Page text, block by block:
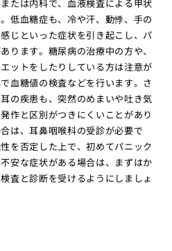
たは内科で、血液検査による甲状
低血糖症も、冷や汗、動悸、手の
じといった症状を引き起こし、パ
ります。糖尿病の治療中の方や、
ットをしたりしている方は注意が
血糖値の検査などを行います。さ
の疾患も、突然のめまいや吐き気
作と区別がつきにくいことがあり
は、耳鼻咽喉科の受診が必要で
を否定した上で、初めてパニック
安な症状がある場合は、まずはか
査と診断を受けるようにしましょ